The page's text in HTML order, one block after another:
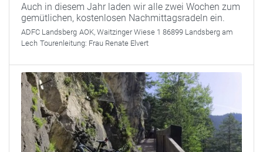
Auch in diesem Jahr laden wir alle zwei Wochen zum
gemütlichen, kostenlosen Nachmittagsradeln ein.
ADFC Landsberg AOK, Waitzinger Wiese 1 86899 Landsberg am
Lech Tourenleitung: Frau Renate Elvert